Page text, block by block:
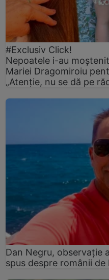
#Exclusiv Click!
Nepoatele i-au
Mariei Dragomiroiu
„Atenție, nu se dă pe
Dan Negru, observație
spus despre românii de